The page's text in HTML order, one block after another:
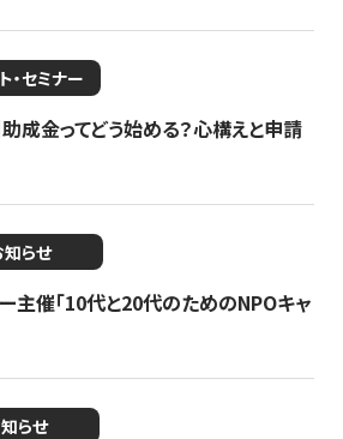
・セミナー
成金ってどう始める？心構えと申請
知らせ
主催「10代と20代のためのNPOキャ
らせ